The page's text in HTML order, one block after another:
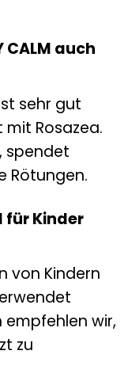
CALM auch
ist sehr gut
Rosazea.
spendet
Rötungen.
für Kinder
von Kindern
empfehlen wir,
zu